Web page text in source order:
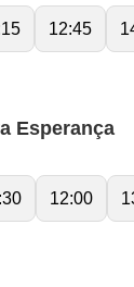
12:45
Esperança
12:00